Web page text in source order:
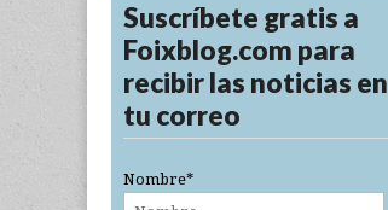
Suscríbete gratis a
Foixblog.com para
recibir las noticias en
tu correo
Nombre*